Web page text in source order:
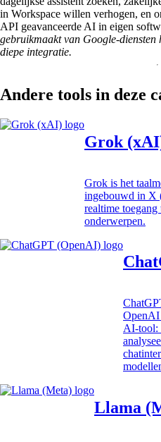
in Workspace willen verhogen, en
API geavanceerde AI in eigen
gebruikmaakt van Google-diensten
diepe integratie.
Andere tools in deze
Grok
Grok is het
ingebouwd in X
realtime toegang
onderwerpen.
OpenAI
AI-tool:
Llama